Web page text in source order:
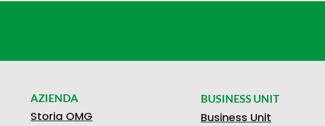
BUSINESS UNIT
Business Unit
AZIENDA
Storia OMG